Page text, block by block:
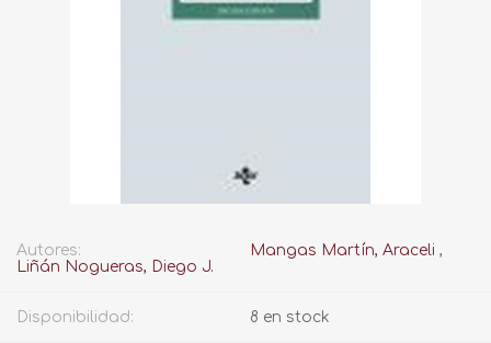
Autores: Mangas Martín, Araceli ,
Liñán Nogueras, Diego J.
Disponibilidad: 8 en stock